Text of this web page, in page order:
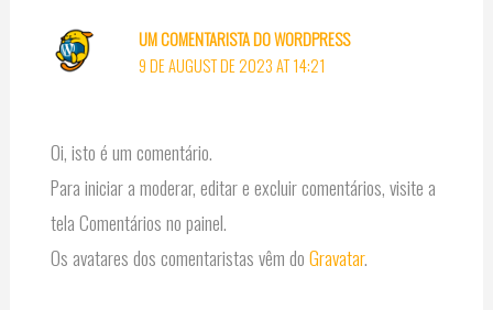
UM COMENTARISTA DO WORDPRESS
9 DE AUGUST DE 2023 AT 14:21
Oi, isto é um comentário.
Para iniciar a moderar, editar e excluir comentários, visite a
tela Comentários no painel.
Os avatares dos comentaristas vêm doGravatar.